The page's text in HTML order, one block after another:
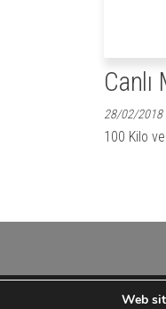
Canlı
28/02/2018
100 Kilo
Web